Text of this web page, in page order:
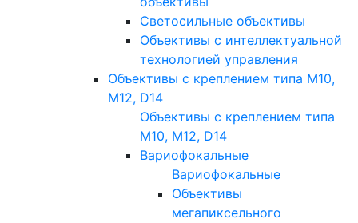
Светосильные объективы
Объективы с интеллектуальной
технологией управления
Объективы с креплением типа M10,
M12, D14
Объективы с креплением типа
M10, M12, D14
Вариофокальные
Вариофокальные
Объективы
мегапиксельного